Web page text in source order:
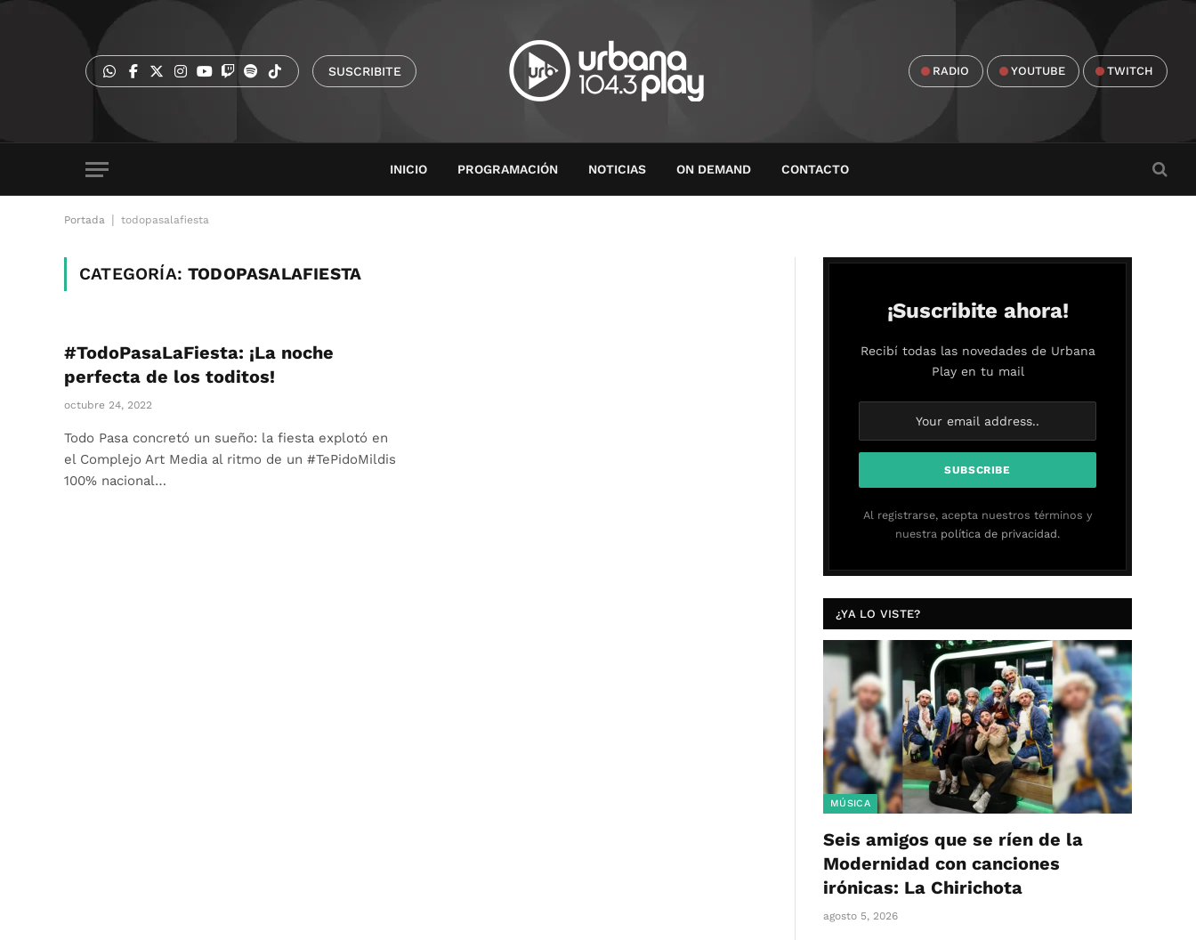
SUSCRIBITE RADIO YOUTUBE TWITCH
INICIO PROGRAMACIÓN NOTICIAS ON DEMAND CONTACTO
Portada todopasalafiesta
CATEGORÍA:TODOPASALAFIESTA
#TodoPasaLaFiesta: ¡La noche
perfecta de los toditos!
octubre 24, 2022
Todo Pasa concretó un sueño: la fiesta explotó en
el Complejo Art Media al ritmo de un #TePidoMildis
100% nacional…
¡Suscribite ahora!
Recibí todas las novedades de Urbana
Play en tu mail
Al registrarse, acepta nuestros términos y
nuestra política de privacidad.
¿YA LO VISTE?
MÚSICA
Seis amigos que se ríen de la
Modernidad con canciones
irónicas: La Chirichota
agosto 5, 2026